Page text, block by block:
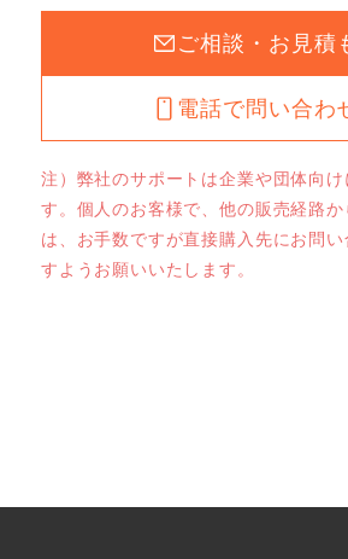
ご相談・お見積
電話で問い合わ
注）弊社のサポートは企業や団体向け
す。個人のお客様で、他の販売経路
は、お手数ですが直接購入先にお問い
すようお願いいたします。